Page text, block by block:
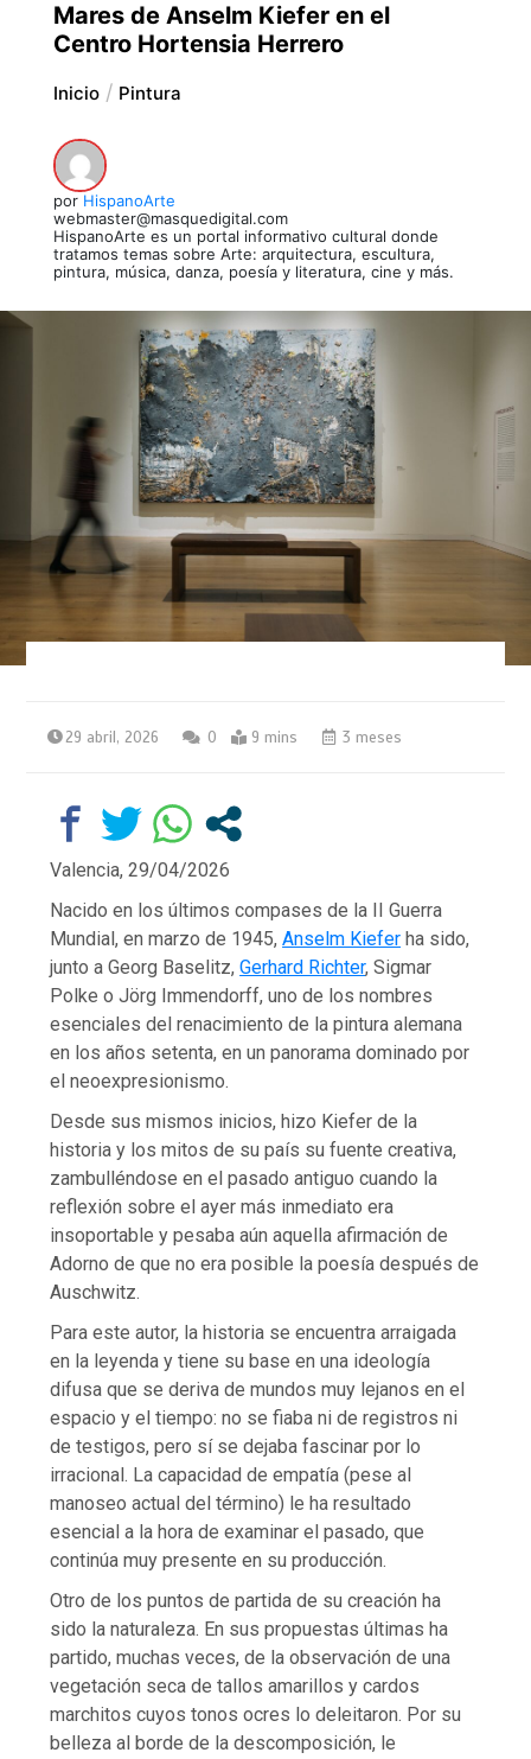
Mares de Anselm Kiefer en el
Centro Hortensia Herrero
Inicio Pintura
por HispanoArte
webmaster@masquedigital.com
HispanoArte es un portal informativo cultural donde
tratamos temas sobre Arte: arquitectura, escultura,
pintura, música, danza, poesía y literatura, cine y más.
29 abril, 2026 0 9 mins 3 meses
Valencia,29/04/2026
Nacido en los últimos compases de la II Guerra
Mundial, en marzo de 1945,Anselm Kiefer ha sido,
junto a Georg Baselitz,Gerhard Richter, Sigmar
Polke o Jörg Immendorff, uno de los nombres
esenciales del renacimiento de la pintura alemana
en los años setenta, en un panorama dominado por
el neoexpresionismo.
Desde sus mismos inicios, hizo Kiefer de la
historia y los mitos de su país su fuente creativa,
zambulléndose en el pasado antiguo cuando la
reflexión sobre el ayer más inmediato era
insoportable y pesaba aún aquella afirmación de
Adorno de que no era posible la poesía después de
Auschwitz.
Para este autor, la historia se encuentra arraigada
en la leyenda y tiene su base en una ideología
difusa que se deriva de mundos muy lejanos en el
espacio y el tiempo: no se fiaba ni de registros ni
de testigos, pero sí se dejaba fascinar por lo
irracional. La capacidad de empatía (pese al
manoseo actual del término) le ha resultado
esencial a la hora de examinar el pasado, que
continúa muy presente en su producción.
Otro de los puntos de partida de su creación ha
sido la naturaleza. En sus propuestas últimas ha
partido, muchas veces, de la observación de una
vegetación seca de tallos amarillos y cardos
marchitos cuyos tonos ocres lo deleitaron. Por su
belleza al borde de la descomposición, le